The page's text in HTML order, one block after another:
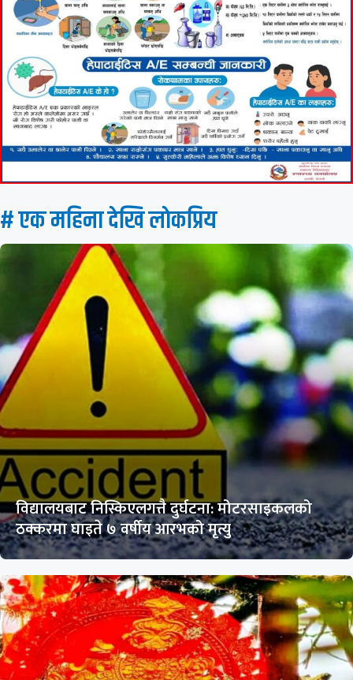
# एक महिना देखि लाेकप्रिय
विद्यालयबाट निस्किएलगत्तै दुर्घटना: मोटरसाइकलको
ठक्करमा घाइते ७ वर्षीय आरभको मृत्यु